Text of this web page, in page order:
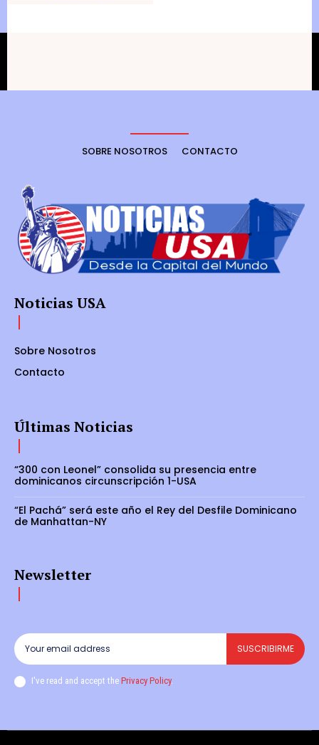
SOBRE NOSOTROS CONTACTO
Noticias USA
Sobre Nosotros
Contacto
Últimas Noticias
“300 con Leonel” consolida su presencia entre
dominicanos circunscripción 1-USA
“El Pachá” será este año el Rey del Desfile Dominicano
de Manhattan-NY
Newsletter
SUSCRIBIRME
I've read and accept the Privacy Policy.